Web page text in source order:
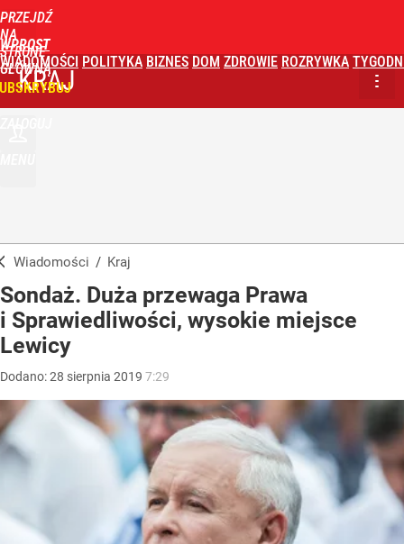
PRZEJDŹ
NA
STRONĘ
GŁÓWNĄ
WPROST
WIADOMOŚCI POLITYKA BIZNES DOM ZDROWIE ROZRYWKA
KRAJ
Wiadomości / Kraj
Sondaż. Duża przewaga Prawa
i Sprawiedliwości, wysokie miejsce
Lewicy
Dodano:28 sierpnia 2019 7:29